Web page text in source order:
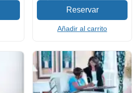
Añadir al carrito